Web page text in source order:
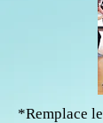
*Remplace